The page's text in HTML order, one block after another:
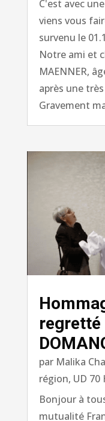
C'est avec
viens vous
survenu le
Notre ami et
MAENNER,
après une
Gravement
regretté
par Malika
région, UD 70
Bonjour à
mutualité